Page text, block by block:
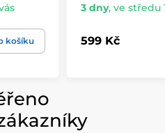
košíku
3 dny, ve středu
599 Kč